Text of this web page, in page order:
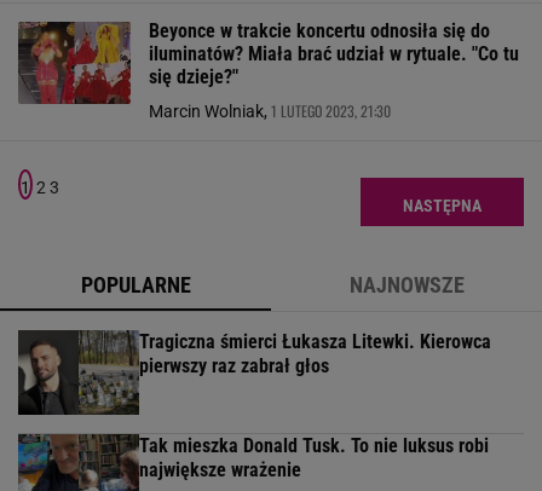
Beyonce w trakcie koncertu odnosiła się do
iluminatów? Miała brać udział w rytuale. "Co tu
się dzieje?"
Marcin Wolniak, 1 LUTEGO 2023, 21:30
1 2 3
NASTĘPNA
POPULARNE NAJNOWSZE
Tragiczna śmierci Łukasza Litewki. Kierowca
pierwszy raz zabrał głos
Tak mieszka Donald Tusk. To nie luksus robi
największe wrażenie